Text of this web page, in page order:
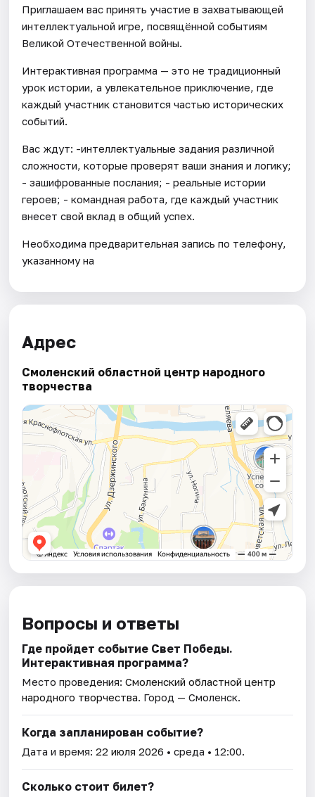
Приглашаем вас принять участие в захватывающей
интеллектуальной игре, посвящённой событиям
Великой Отечественной войны.
Интерактивная программа — это не традиционный
урок истории, а увлекательное приключение, где
каждый участник становится частью исторических
событий.
Вас ждут: -интеллектуальные задания различной
сложности, которые проверят ваши знания и логику;
- зашифрованные послания; - реальные истории
героев; - командная работа, где каждый участник
внесет свой вклад в общий успех.
Необходима предварительная запись по телефону,
указанному на
Адрес
Смоленский областной центр народного
творчества
Вопросы и ответы
Где пройдет событие Свет Победы.
Интерактивная программа?
Место проведения:Смоленский областной центр
народного творчества. Город — Смоленск.
Когда запланирован событие?
Дата и время:22 июля 2026 • среда • 12:00.
Сколько стоит билет?